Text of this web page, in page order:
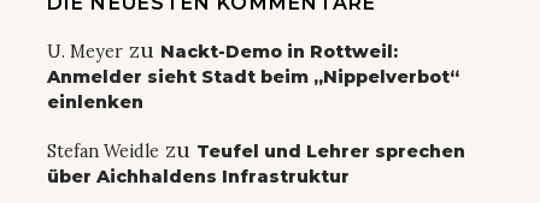
U. Meyer zu Nackt-Demo in Rottweil:
Anmelder sieht Stadt beim „Nippelverbot“
einlenken
Stefan Weidle zu Teufel und Lehrer sprechen
über Aichhaldens Infrastruktur